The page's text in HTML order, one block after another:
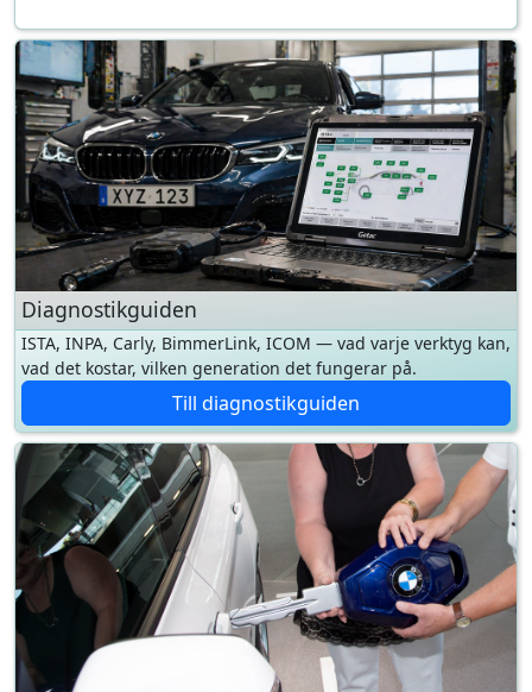
Diagnostikguiden
ISTA, INPA, Carly, BimmerLink, ICOM — vad varje verktyg kan,
vad det kostar, vilken generation det fungerar på.
Till diagnostikguiden
Nyckelguiden
Nyckelgenerationer från E30 till G-serien — batterityp,
bytesanvisning, kostnad för reservnyckel.